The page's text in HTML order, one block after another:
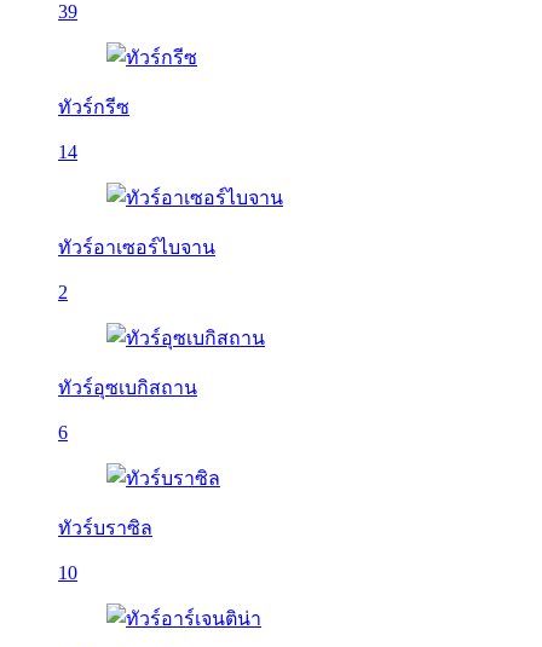
39
ทัวร์กรีซ
14
ทัวร์อาเซอร์ไบจาน
2
ทัวร์อุซเบกิสถาน
6
ทัวร์บราซิล
10